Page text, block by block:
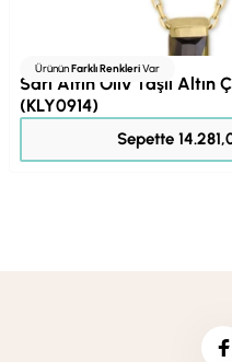
ÜrününFarklı RenkleriVar
Sarı Altın Oliv Taşlı Altın
(KLY0914)
Sepette